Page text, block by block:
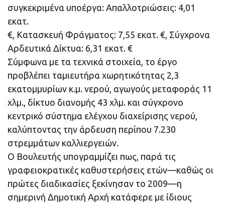
συγκεκριμένα υποέργα: Απαλλοτριώσεις: 4,01
εκατ.
€, Κατασκευή Φράγματος: 7,55 εκατ. €, Σύγχρονα
Αρδευτικά Δίκτυα: 6,31 εκατ. €
Σύμφωνα με τα τεχνικά στοιχεία, το έργο
προβλέπει ταμιευτήρα χωρητικότητας 2,3
εκατομμυρίων κ.μ. νερού, αγωγούς μεταφοράς 11
χλμ., δίκτυο διανομής 43 χλμ. και σύγχρονο
κεντρικό σύστημα ελέγχου διαχείρισης νερού,
καλύπτοντας την άρδευση περίπου 7.230
στρεμμάτων καλλιεργειών.
Ο Βουλευτής υπογραμμίζει πως, παρά τις
γραφειοκρατικές καθυστερήσεις ετών—καθώς οι
πρώτες διαδικασίες ξεκίνησαν το 2009—η
σημερινή Δημοτική Αρχή κατάφερε με ίδιους